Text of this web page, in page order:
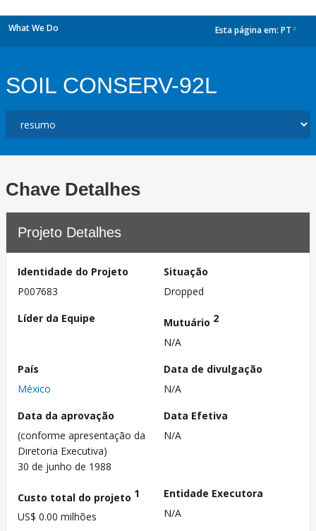
What We Do Esta página em: PT
SOIL CONSERV-92L
Chave Detalhes
Projeto Detalhes
Identidade do Projeto
P007683
Situação
Dropped
Líder da Equipe
Mutuário 2
N/A
País
México
Data de divulgação
N/A
Data da aprovação
(conforme apresentação da
Diretoria Executiva)
30 de junho de 1988
Data Efetiva
N/A
Custo total do projeto 1
US$ 0.00 milhões
Entidade Executora
N/A